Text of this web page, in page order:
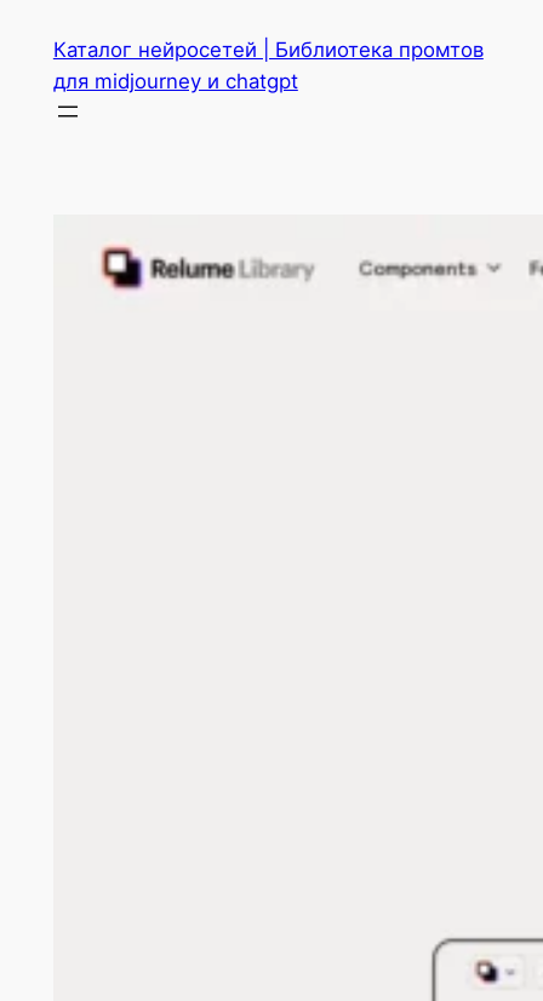
содержимому
Каталог нейросетей | Библиотека промтов
для midjourney и chatgpt